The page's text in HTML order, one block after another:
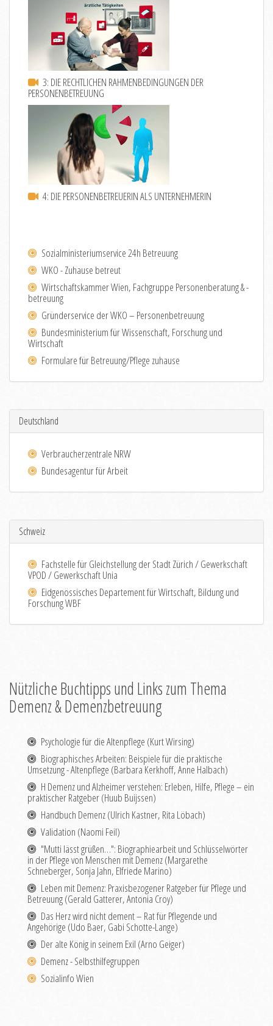
3: DIE RECHTLICHEN RAHMENBEDINGUNGEN DER
PERSONENBETREUUNG
4: DIE PERSONENBETREUERIN ALS UNTERNEHMERIN
Sozialministeriumservice 24h Betreuung
WKO - Zuhause betreut
Wirtschaftskammer Wien, Fachgruppe Personenberatung & -
betreuung
Gründerservice der WKO – Personenbetreuung
Bundesministerium für Wissenschaft, Forschung und
Wirtschaft
Formulare für Betreuung/Pflege zuhause
Deutschland
Verbraucherzentrale NRW
Bundesagentur für Arbeit
Schweiz
Fachstelle für Gleichstellung der Stadt Zürich / Gewerkschaft
VPOD / Gewerkschaft Unia
Eidgenössisches Departement für Wirtschaft, Bildung und
Forschung WBF
Nützliche Buchtipps und Links zum Thema
Demenz & Demenzbetreuung
Psychologie für die Altenpflege (Kurt Wirsing)
Biographisches Arbeiten: Beispiele für die praktische
Umsetzung - Altenpflege (Barbara Kerkhoff, Anne Halbach)
H Demenz und Alzheimer verstehen: Erleben, Hilfe, Pflege – ein
praktischer Ratgeber (Huub Buijssen)
Handbuch Demenz (Ulrich Kastner, Rita Löbach)
Validation (Naomi Feil)
"Mutti lässt grüßen…": Biographiearbeit und Schlüsselwörter
in der Pflege von Menschen mit Demenz (Margarethe
Schneberger, Sonja Jahn, Elfriede Marino)
Leben mit Demenz: Praxisbezogener Ratgeber für Pflege und
Betreuung (Gerald Gatterer, Antonia Croy)
Das Herz wird nicht dement – Rat für Pflegende und
Angehörige (Udo Baer, Gabi Schotte-Lange)
Der alte König in seinem Exil (Arno Geiger)
Demenz - Selbsthilfegruppen
Sozialinfo Wien